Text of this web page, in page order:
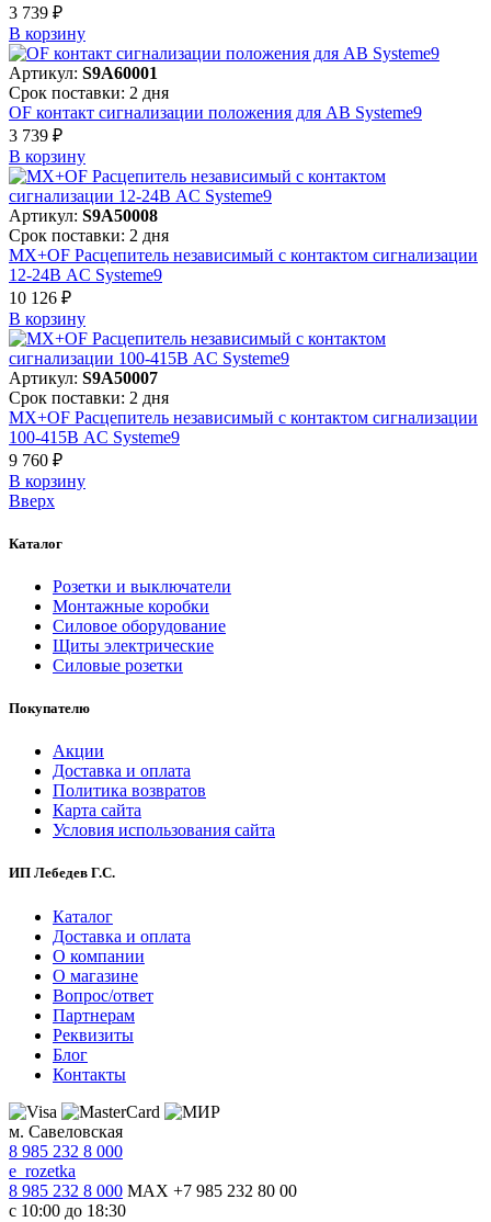
3 739 ₽
В корзинy
Артикул: S9A60001
Срок поставки: 2 дня
OF контакт сигнализации положения для АВ Systeme9
3 739 ₽
В корзинy
Артикул: S9A50008
Срок поставки: 2 дня
MX+OF Расцепитель независимый с контактом сигнализации
12-24В AC Systeme9
10 126 ₽
В корзинy
Артикул: S9A50007
Срок поставки: 2 дня
MX+OF Расцепитель независимый с контактом сигнализации
100-415В AC Systeme9
9 760 ₽
В корзинy
Вверх
Каталог
Розетки и выключатели
Монтажные коробки
Силовое оборудование
Щиты электрические
Силовые розетки
Покупателю
Акции
Доставка и оплата
Политика возвратов
Карта сайта
Условия использования сайта
ИП Лебедев Г.С.
Каталог
Доставка и оплата
О компании
О магазине
Вопрос/ответ
Партнерам
Реквизиты
Блог
Контакты
м. Савеловская
8 985 232 8 000
e_rozetka
8 985 232 8 000 MAX +7 985 232 80 00
с 10:00 до 18:30